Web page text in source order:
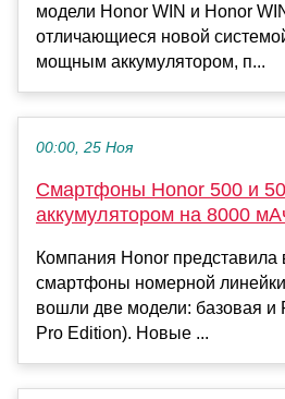
модели Honor WIN и Honor
отличающиеся новой
мощным аккумулятором, п...
00:00, 25 Ноя
Смартфоны Honor 500 и
аккумулятором на 8000
Компания Honor представила
смартфоны номерной
вошли две модели: базовая и
Pro Edition). Новые ...